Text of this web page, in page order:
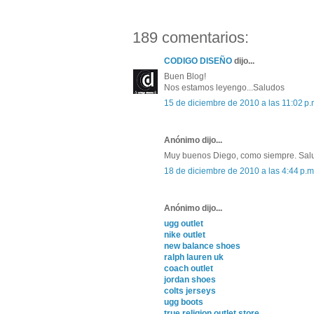
189 comentarios:
CODIGO DISEÑO dijo...
Buen Blog!
Nos estamos leyengo...Saludos
15 de diciembre de 2010 a las 11:02
Anónimo dijo...
Muy buenos Diego, como siempre.
18 de diciembre de 2010 a las 4:44
Anónimo dijo...
ugg outlet
nike outlet
new balance shoes
ralph lauren uk
coach outlet
jordan shoes
colts jerseys
ugg boots